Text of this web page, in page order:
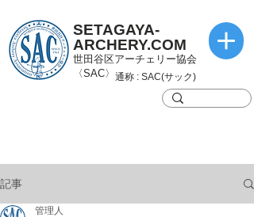
SETAGAYA-
ARCHERY.COM
世田谷区アーチェリー協会
〈SAC〉 通称 : SAC(サック)
記事
管理人